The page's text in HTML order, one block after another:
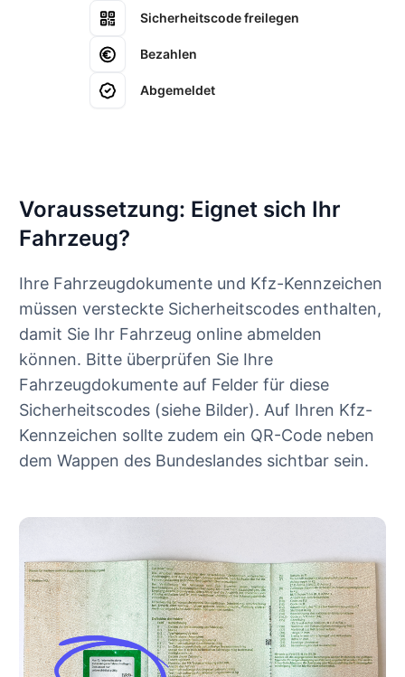
Sicherheitscode freilegen
Bezahlen
Abgemeldet
Voraussetzung: Eignet sich Ihr
Fahrzeug?
Ihre Fahrzeugdokumente und Kfz-Kennzeichen
müssen versteckte Sicherheitscodes enthalten,
damit Sie Ihr Fahrzeug online abmelden
können. Bitte überprüfen Sie Ihre
Fahrzeugdokumente auf Felder für diese
Sicherheitscodes (siehe Bilder). Auf Ihren Kfz-
Kennzeichen sollte zudem ein QR-Code neben
dem Wappen des Bundeslandes sichtbar sein.